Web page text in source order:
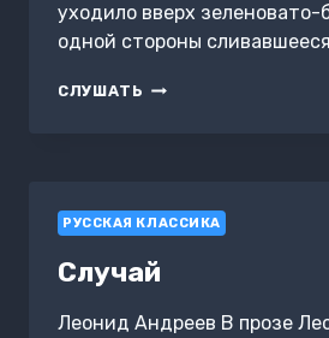
уходило вверх зеленовато-
одной стороны
СЛУШАТЬ ЧТО
РУССКАЯ КЛАССИКА
Случай
Леонид Андреев В прозе